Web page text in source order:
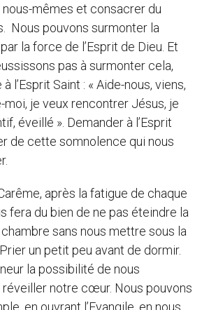
mêmes et consacrer du
Nous pouvons surmonter la
la force de l’Esprit de Dieu. Et
pas à surmonter cela,
l’Esprit Saint : « Aide-nous, viens,
moi, je veux rencontrer Jésus, je
éveillé ». Demander à l’Esprit
de cette somnolence qui nous
après la fatigue de chaque
fera du bien de ne pas éteindre la
sans nous mettre sous la
un petit peu avant de dormir.
la possibilité de nous
notre cœur. Nous pouvons
en ouvrant l’Evangile, en nous